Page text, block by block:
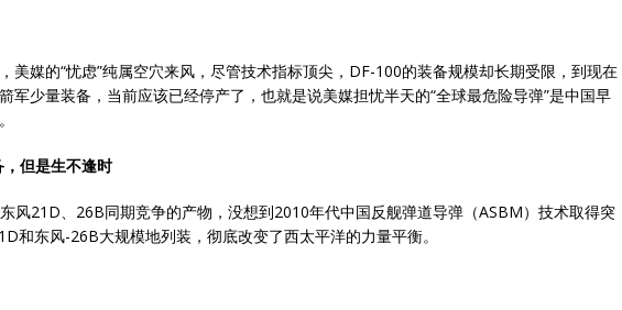
美媒的“忧虑”纯属空穴来风，尽管技术指标顶尖，DF-100的装备规模却长期受限，到现在
军少量装备，当前应该已经停产了，也就是说美媒担忧半天的“全球最危险导弹”是中国早
但是生不逢时
风21D、26B同期竞争的产物，没想到2010年代中国反舰弹道导弹（ASBM）技术取得突
和东风-26B大规模地列装，彻底改变了西太平洋的力量平衡。